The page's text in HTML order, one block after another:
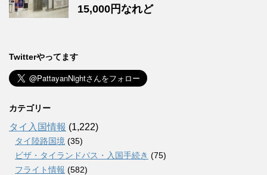
15,000円なれど
Twitterやってます
カテゴリー
タイ入国情報 (1,222)
タイ陸路国境 (35)
ビザ・タイランドパス・入国手続き (75)
フライト情報 (582)